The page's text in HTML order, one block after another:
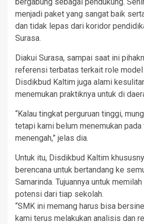
bergabung sebagai pendukung.
menjadi paket yang sangat baik
dan tidak lepas dari koridor
Surasa.
Diakui Surasa, sampai saat ini
referensi terbatas terkait role model
Disdikbud Kaltim juga alami
menemukan praktiknya untuk di
“Kalau tingkat perguruan tinggi,
tetapi kami belum menemukan
menengah,” jelas dia.
Untuk itu, Disdikbud Kaltim
berencana untuk bertandang ke
Samarinda. Tujuannya untuk
potensi dari tiap sekolah.
“SMK ini memang harus bisa
kami terus melakukan analisis dan